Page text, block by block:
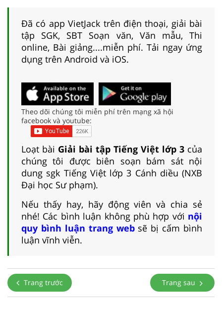
Đã có app VietJack trên điện thoại, giải bài
tập SGK, SBT Soạn văn, Văn mẫu, Thi
online, Bài giảng....miễn phí. Tải ngay ứng
dụng trên Android và iOS.
Theo dõi chúng tôi miễn phí trên mạng xã hội
facebook và youtube:
Loạt bài Giải bài tập Tiếng Việt lớp 3 của
chúng tôi được biên soạn bám sát nội
dung sgk Tiếng Việt lớp 3 Cánh diều (NXB
Đại học Sư phạm).
Nếu thấy hay, hãy động viên và chia sẻ
nhé! Các bình luận không phù hợp với nội
quy bình luận trang websẽ bị cấm bình
luận vĩnh viễn.
Trang trước Trang sau